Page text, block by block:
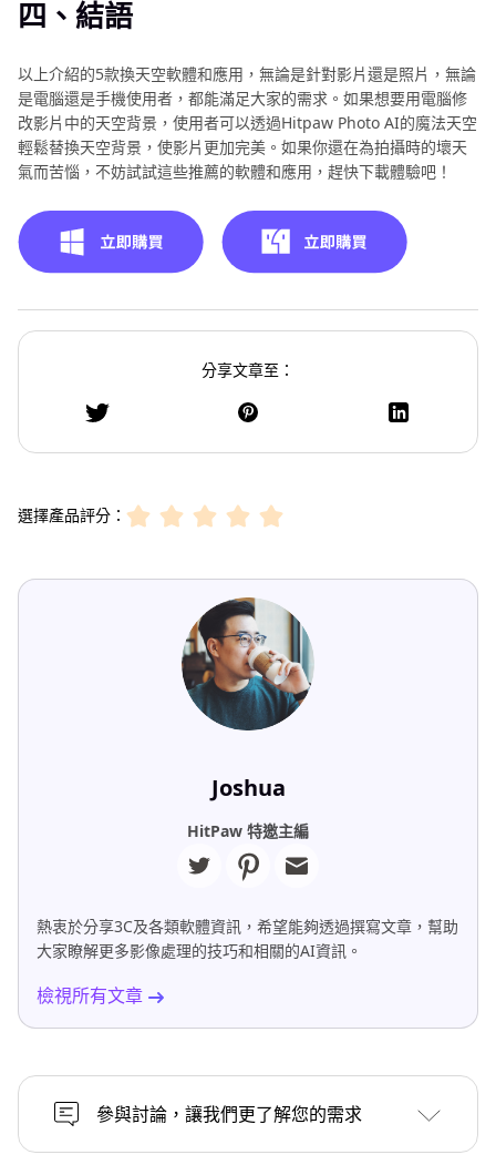
四、結語
以上介紹的5款換天空軟體和應用，無論是針對影片還是照片，無論
是電腦還是手機使用者，都能滿足大家的需求。如果想要用電腦修
改影片中的天空背景，使用者可以透過Hitpaw Photo AI的魔法天空
輕鬆替換天空背景，使影片更加完美。如果你還在為拍攝時的壞天
氣而苦惱，不妨試試這些推薦的軟體和應用，趕快下載體驗吧！
分享文章至：
選擇產品評分：
Joshua
HitPaw 特邀主編
熱衷於分享3C及各類軟體資訊，希望能夠透過撰寫文章，幫助
大家瞭解更多影像處理的技巧和相關的AI資訊。
檢視所有文章
參與討論，讓我們更了解您的需求